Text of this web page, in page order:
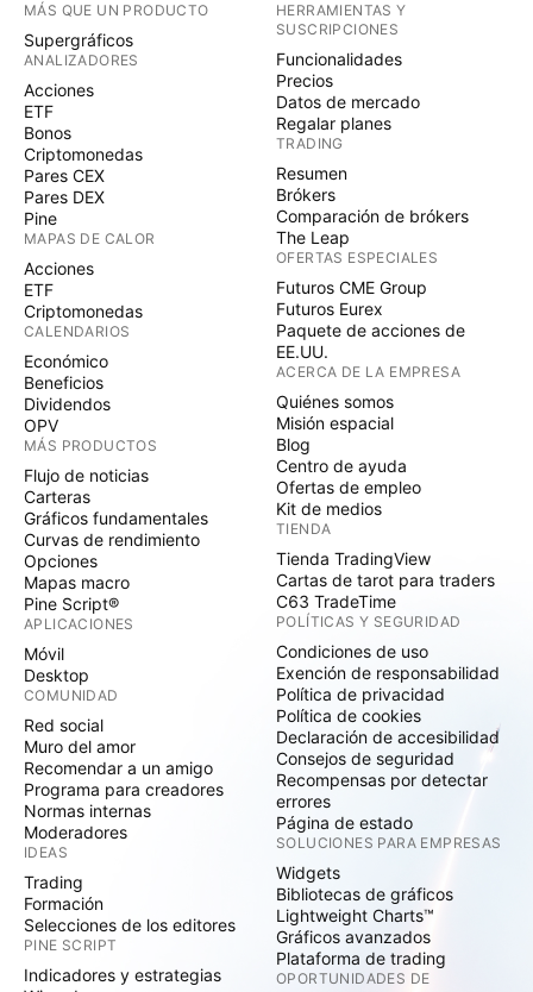
MÁS QUE UN PRODUCTO
Supergráficos
ANALIZADORES
Acciones
ETF
Bonos
Criptomonedas
Pares CEX
Pares DEX
Pine
MAPAS DE CALOR
Acciones
ETF
Criptomonedas
CALENDARIOS
Económico
Beneficios
Dividendos
OPV
MÁS PRODUCTOS
Flujo de noticias
Carteras
Gráficos fundamentales
Curvas de rendimiento
Opciones
Mapas macro
Pine Script®
APLICACIONES
Móvil
Desktop
COMUNIDAD
Red social
Muro del amor
Recomendar a un amigo
Programa para creadores
Normas internas
Moderadores
IDEAS
Trading
Formación
Selecciones de los editores
PINE SCRIPT
Indicadores y estrategias
HERRAMIENTAS Y
SUSCRIPCIONES
Funcionalidades
Precios
Datos de mercado
Regalar planes
TRADING
Resumen
Brókers
Comparación de brókers
The Leap
OFERTAS ESPECIALES
Futuros CME Group
Futuros Eurex
Paquete de acciones de
EE.UU.
ACERCA DE LA EMPRESA
Quiénes somos
Misión espacial
Blog
Centro de ayuda
Ofertas de empleo
Kit de medios
TIENDA
Tienda TradingView
Cartas de tarot para traders
C63 TradeTime
POLÍTICAS Y SEGURIDAD
Condiciones de uso
Exención de responsabilidad
Política de privacidad
Política de cookies
Declaración de accesibilidad
Consejos de seguridad
Recompensas por detectar
errores
Página de estado
SOLUCIONES PARA EMPRESAS
Widgets
Bibliotecas de gráficos
Lightweight Charts™
Gráficos avanzados
Plataforma de trading
OPORTUNIDADES DE